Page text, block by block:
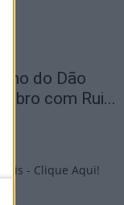
do Dão
com Rui...